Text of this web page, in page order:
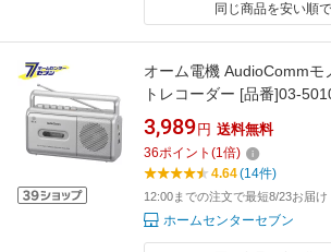
同じ商品を安い順
オーム電機 AudioCommモ
トレコーダー [品番]03-
器:ラジカセ・カセットプレ
3,989 円 送料無料
36ポイント (1倍)
4.64(14件)
12:00までの注文で最短8/23お届け
ホームセンターセブン